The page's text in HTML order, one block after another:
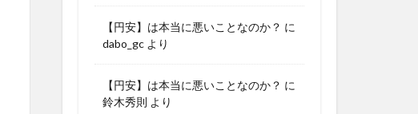
【円安】は本当に悪いことなのか？ に
dabo_gc より
【円安】は本当に悪いことなのか？ に
鈴木秀則 より